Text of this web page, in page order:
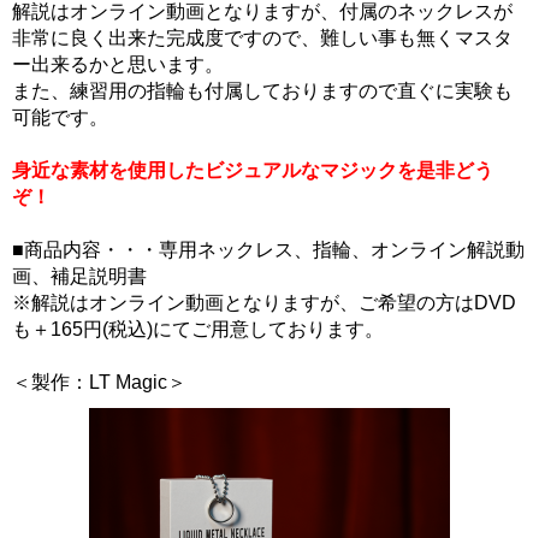
解説はオンライン動画となりますが、付属のネックレスが
非常に良く出来た完成度ですので、難しい事も無くマスタ
ー出来るかと思います。
また、練習用の指輪も付属しておりますので直ぐに実験も
可能です。
身近な素材を使用したビジュアルなマジックを是非どう
ぞ！
■商品内容・・・専用ネックレス、指輪、オンライン解説動
画、補足説明書
※解説はオンライン動画となりますが、ご希望の方はDVD
も＋165円(税込)にてご用意しております。
＜製作：LT Magic＞